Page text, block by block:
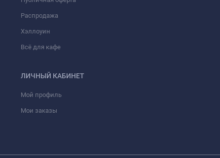
Распродажа
Хэллоуин
Всё для кафе
ЛИЧНЫЙ КАБИНЕТ
Мой профиль
Мои заказы